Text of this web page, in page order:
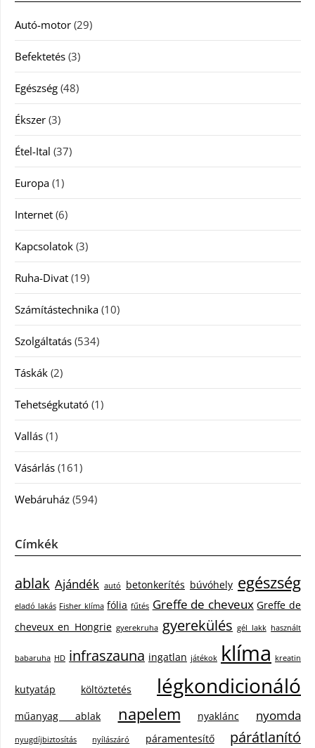
Autó-motor (29)
Befektetés (3)
Egészség (48)
Ékszer (3)
Étel-Ital (37)
Europa (1)
Internet (6)
Kapcsolatok (3)
Ruha-Divat (19)
Számítástechnika (10)
Szolgáltatás (534)
Táskák (2)
Tehetségkutató (1)
Vallás (1)
Vásárlás (161)
Webáruház (594)
Címkék
ablak Ajándék autó betonkerítés búvóhely egészség
eladó lakás Fisher klíma fólia fűtés Greffe de cheveux Greffe de
cheveux en Hongrie gyerekruha gyerekülés gél lakk használt
babaruha HD infraszauna ingatlan játékok klíma kreatin
kutyatáp költöztetés légkondicionáló
műanyag ablak napelem nyaklánc nyomda
nyugdíjbiztosítás nyílászáró páramentesítő párátlanító